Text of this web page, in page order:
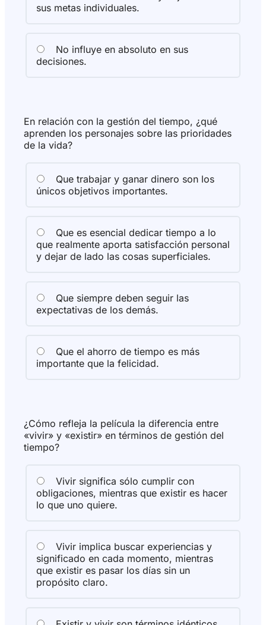
sus metas individuales.
No influye en absoluto en sus
decisiones.
En relación con la gestión del tiempo, ¿qué
aprenden los personajes sobre las prioridades
de la vida?
Que trabajar y ganar dinero son los
únicos objetivos importantes.
Que es esencial dedicar tiempo a lo
que realmente aporta satisfacción personal
y dejar de lado las cosas superficiales.
Que siempre deben seguir las
expectativas de los demás.
Que el ahorro de tiempo es más
importante que la felicidad.
¿Cómo refleja la película la diferencia entre
«vivir» y «existir» en términos de gestión del
tiempo?
Vivir significa sólo cumplir con
obligaciones, mientras que existir es hacer
lo que uno quiere.
Vivir implica buscar experiencias y
significado en cada momento, mientras
que existir es pasar los días sin un
propósito claro.